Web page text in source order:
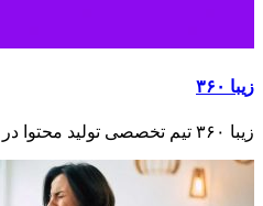
زیبا ۳۶۰
زیبا ۳۶۰ تیم تخصصی تولید محتوا در حوزه‌های مختلف تناسب اندام ، مراقبت از پوست و مو ، آرایشی و زیبایی ، ورزش و سلامتی ، تغذیه سالم و غذاهای رژیمی است